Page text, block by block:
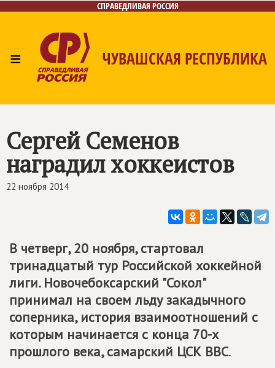
СПРАВЕДЛИВАЯ РОССИЯ
≡ ЧУВАШСКАЯ РЕСПУБЛИКА
Сергей Семенов
наградил хоккеистов
22 ноября 2014
В четверг, 20 ноября, стартовал
тринадцатый тур Российской хоккейной
лиги. Новочебоксарский "Сокол"
принимал на своем льду закадычного
соперника, история взаимоотношений с
которым начинается с конца 70-х
прошлого века, самарский ЦСК ВВС.